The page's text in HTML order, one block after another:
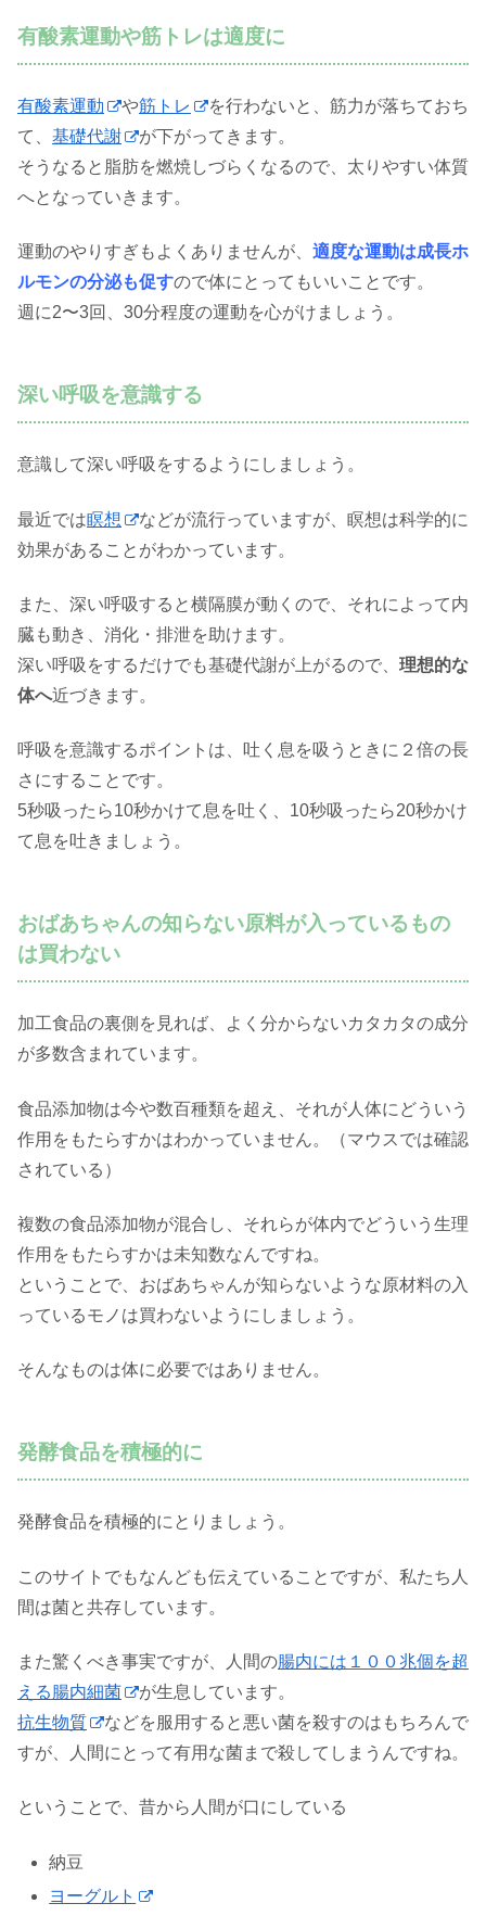
有酸素運動や筋トレは適度に
有酸素運動 や筋トレ
を行わないと、筋力が落ちておち
て、 基礎代謝
が下がってきます。
そうなると脂肪を燃焼しづらくなるので、太りやすい体質
へとなっていきます。
運動のやりすぎもよくありませんが、 適度な運動は成長ホ
ルモンの分泌も促すので体にとってもいいことです。
週に2〜3回、30分程度の運動を心がけましょう。
深い呼吸を意識する
意識して深い呼吸をするようにしましょう。
最近では瞑想
などが流行っていますが、瞑想は科学的に
効果があることがわかっています。
また、深い呼吸すると横隔膜が動くので、それによって内
臓も動き、消化・排泄を助けます。
深い呼吸をするだけでも基礎代謝が上がるので、 理想的な
体へ近づきます。
呼吸を意識するポイントは、吐く息を吸うときに２倍の長
さにすることです。
5秒吸ったら10秒かけて息を吐く、10秒吸ったら20秒かけ
て息を吐きましょう。
おばあちゃんの知らない原料が入っているもの
は買わない
加工食品の裏側を見れば、よく分からないカタカタの成分
が多数含まれています。
食品添加物は今や数百種類を超え、それが人体にどういう
作用をもたらすかはわかっていません。（マウスでは確認
されている）
複数の食品添加物が混合し、それらが体内でどういう生理
作用をもたらすかは未知数なんですね。
ということで、おばあちゃんが知らないような原材料の入
っているモノは買わないようにしましょう。
そんなものは体に必要ではありません。
発酵食品を積極的に
発酵食品を積極的にとりましょう。
このサイトでもなんども伝えていることですが、私たち人
間は菌と共存しています。
また驚くべき事実ですが、人間の腸内には１００兆個を超
える腸内細菌
が生息しています。
抗生物質
などを服用すると悪い菌を殺すのはもちろんで
すが、人間にとって有用な菌まで殺してしまうんですね。
ということで、昔から人間が口にしている
納豆
ヨーグルト